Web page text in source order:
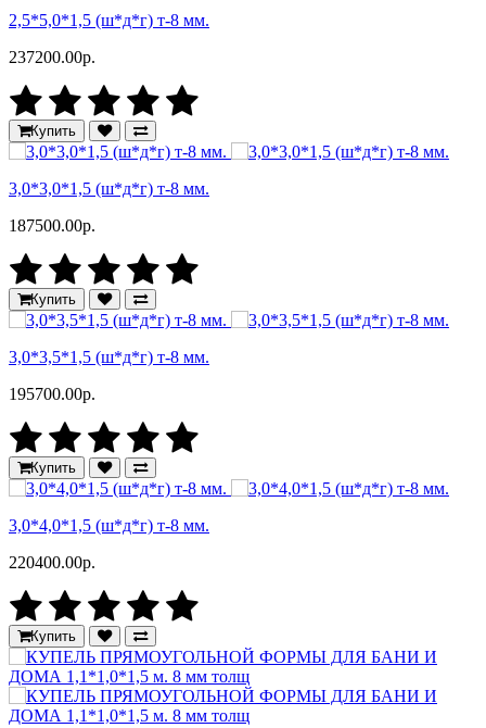
2,5*5,0*1,5 (ш*д*г) т-8 мм.
237200.00р.
Купить
3,0*3,0*1,5 (ш*д*г) т-8 мм.
187500.00р.
Купить
3,0*3,5*1,5 (ш*д*г) т-8 мм.
195700.00р.
Купить
3,0*4,0*1,5 (ш*д*г) т-8 мм.
220400.00р.
Купить